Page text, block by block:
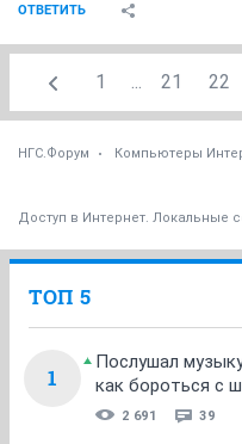
ОТВЕТИТЬ
1 ... 21 22
НГС.Форум Компьютеры
Доступ в Интернет. Локальные
ТОП 5
1
Послушал
как бороться с
2 691 39